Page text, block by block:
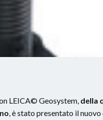
LEICA© Geosystem, della
, è stato presentato il